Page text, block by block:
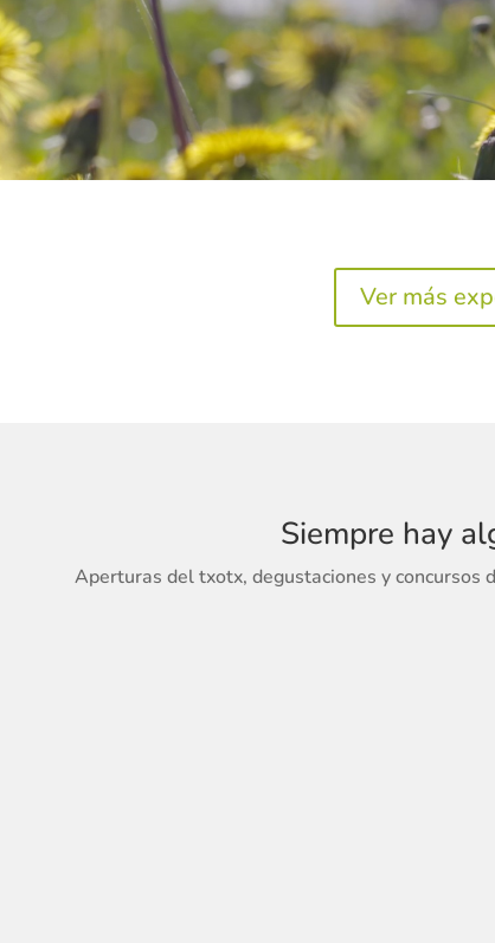
Ver más
Siempre hay
Aperturas del txotx, degustaciones y concursos